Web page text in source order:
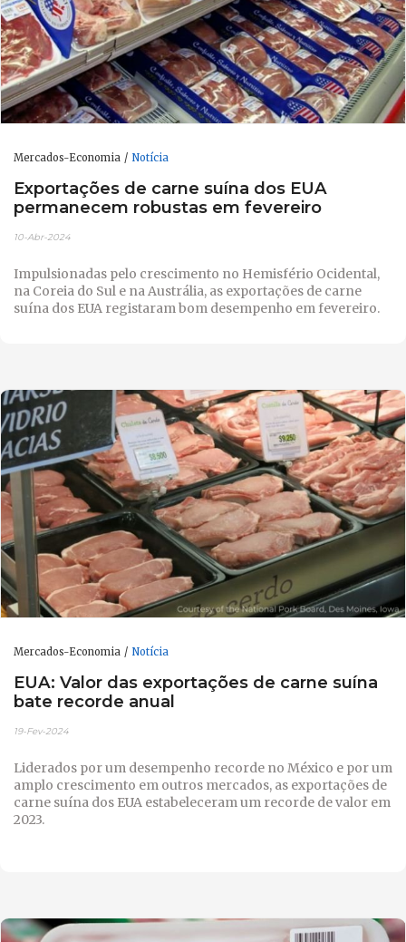
Mercados-Economia Notícia
Exportações de carne suína dos EUA
permanecem robustas em fevereiro
10-Abr-2024
Impulsionadas pelo crescimento no Hemisfério Ocidental,
na Coreia do Sul e na Austrália, as exportações de carne
suína dos EUA registaram bom desempenho em fevereiro.
Mercados-Economia Notícia
EUA: Valor das exportações de carne suína
bate recorde anual
19-Fev-2024
Liderados por um desempenho recorde no México e por um
amplo crescimento em outros mercados, as exportações de
carne suína dos EUA estabeleceram um recorde de valor em
2023.